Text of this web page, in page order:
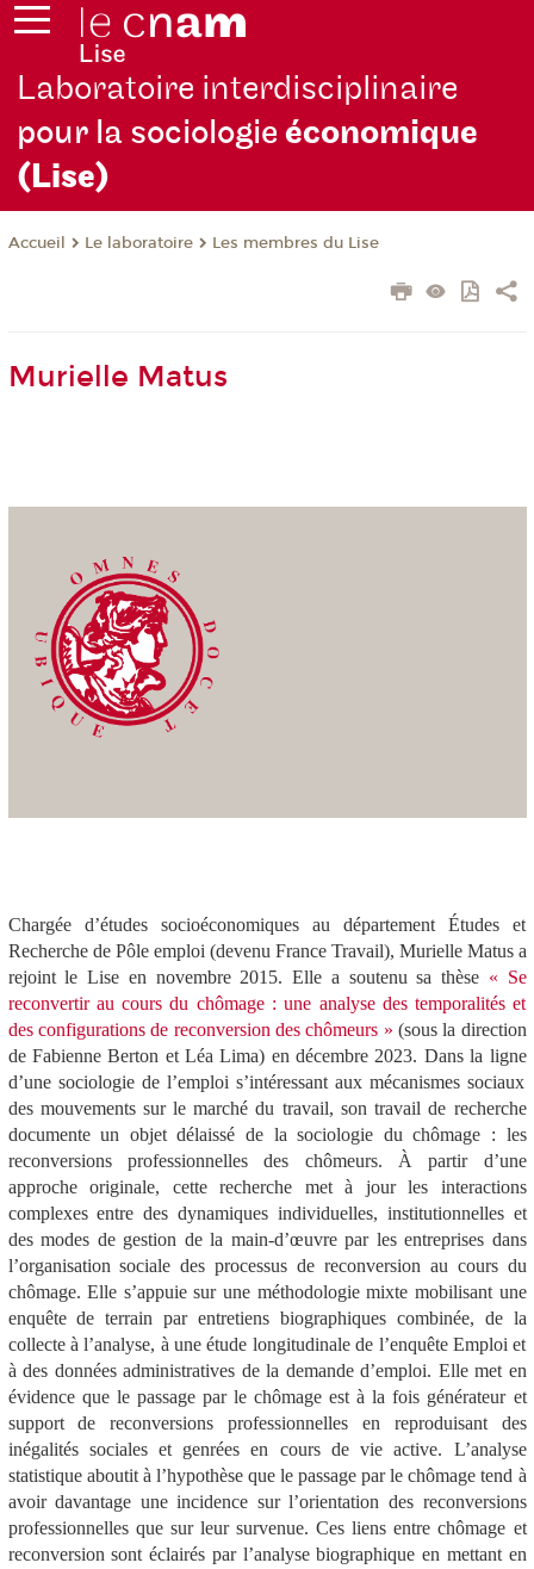
Laboratoire interdisciplinaire
pour la sociologieéconomique
(Lise)
Accueil Le laboratoire Les membres du Lise
Murielle Matus
Chargée d’études socioéconomiques au département Études et
Recherche de Pôle emploi (devenu France Travail), Murielle Matus a
rejoint le Lise en novembre 2015. Elle a soutenu sa thèse « Se
reconvertir au cours du chômage : une analyse des temporalités et
des configurations de reconversion des chômeurs » (sous la direction
de Fabienne Berton et Léa Lima) en décembre 2023. Dans la ligne
d’une sociologie de l’emploi s’intéressant aux mécanismes sociaux
des mouvements sur le marché du travail, son travail de recherche
documente un objet délaissé de la sociologie du chômage : les
reconversions professionnelles des chômeurs. À partir d’une
approche originale, cette recherche met à jour les interactions
complexes entre des dynamiques individuelles, institutionnelles et
des modes de gestion de la main-d’œuvre par les entreprises dans
l’organisation sociale des processus de reconversion au cours du
chômage. Elle s’appuie sur une méthodologie mixte mobilisant une
enquête de terrain par entretiens biographiques combinée, de la
collecte à l’analyse, à une étude longitudinale de l’enquête Emploi et
à des données administratives de la demande d’emploi. Elle met en
évidence que le passage par le chômage est à la fois générateur et
support de reconversions professionnelles en reproduisant des
inégalités sociales et genrées en cours de vie active. L’analyse
statistique aboutit à l’hypothèse que le passage par le chômage tend à
avoir davantage une incidence sur l’orientation des reconversions
professionnelles que sur leur survenue. Ces liens entre chômage et
reconversion sont éclairés par l’analyse biographique en mettant en